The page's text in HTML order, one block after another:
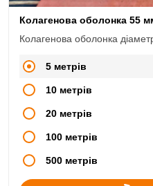
Колагенова оболонка 55
5 метрів
10 метрів
20 метрів
100 метрів
500 метрів